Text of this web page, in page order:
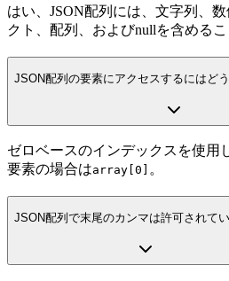
はい、JSON配列には、文字列、
クト、配列、およびnullを含めるこ
JSON配列の要素にアクセスするにはど
ゼロベースのインデックスを使用
要素の場合はarray[0] 。
JSON配列で末尾のカンマは許可されて